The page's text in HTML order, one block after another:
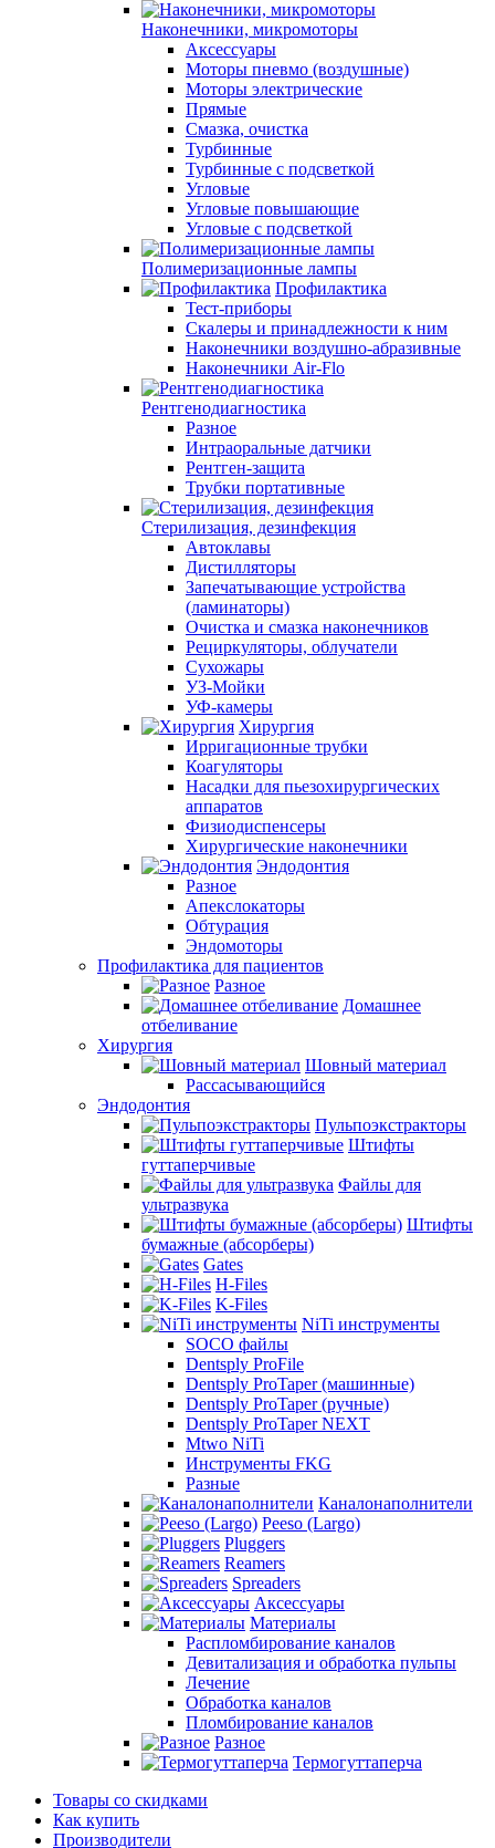
Наконечники, микромоторы
Аксессуары
Моторы пневмо (воздушные)
Моторы электрические
Прямые
Смазка, очистка
Турбинные
Турбинные с подсветкой
Угловые
Угловые повышающие
Угловые с подсветкой
Полимеризационные лампы
Профилактика
Тест-приборы
Скалеры и принадлежности к ним
Наконечники воздушно-абразивные
Наконечники Air-Flo
Рентгенодиагностика
Разное
Интраоральные датчики
Рентген-защита
Трубки портативные
Стерилизация, дезинфекция
Автоклавы
Дистилляторы
Запечатывающие устройства
(ламинаторы)
Очистка и смазка наконечников
Рециркуляторы, облучатели
Сухожары
УЗ-Мойки
УФ-камеры
Хирургия
Ирригационные трубки
Коагуляторы
Насадки для пьезохирургических
аппаратов
Физиодиспенсеры
Хирургические наконечники
Эндодонтия
Разное
Апекслокаторы
Обтурация
Эндомоторы
Профилактика для пациентов
Разное
Домашнее
отбеливание
Хирургия
Шовный материал
Рассасывающийся
Эндодонтия
Пульпоэкстракторы
Штифты
гуттаперчивые
Файлы для
ультразвука
Штифты
бумажные (абсорберы)
Gates
H-Files
K-Files
NiTi инструменты
SOCO файлы
Dentsply ProFile
Dentsply ProTaper (машинные)
Dentsply ProTaper (ручные)
Dentsply ProTaper NEXT
Mtwo NiTi
Инструменты FKG
Разные
Каналонаполнители
Peeso (Largo)
Pluggers
Reamers
Spreaders
Аксессуары
Материалы
Распломбирование каналов
Девитализация и обработка пульпы
Лечение
Обработка каналов
Пломбирование каналов
Разное
Термогуттаперча
Товары со скидками
Как купить
Производители